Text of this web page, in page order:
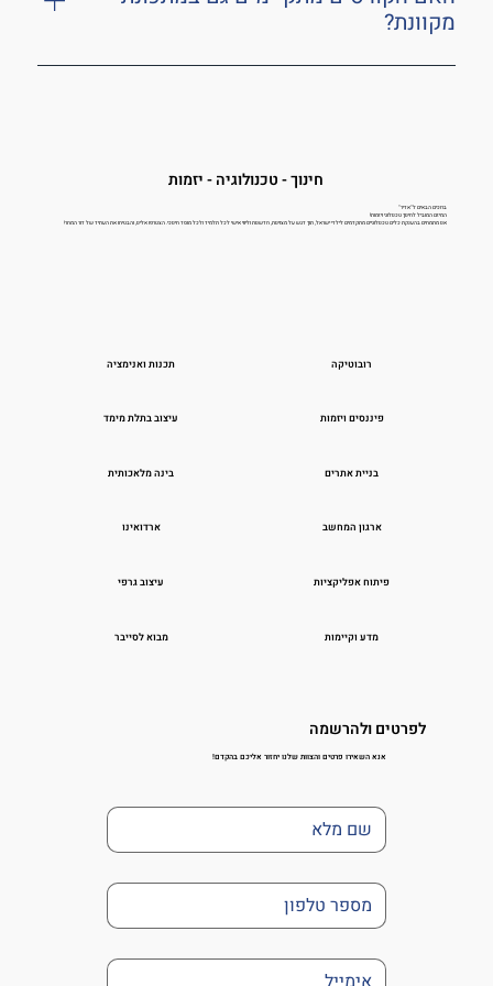
חינוך - טכנולוגיה - יזמות
ברוכים הבאים ל"אדיר"
המיזם המוביל לחינוך טכנולוגי ויזמות!
אנו מתמחים בהענקת כלים טכנולוגיים מתקדמים לילדי ישראל, תוך דגש על מצוינות, חדשנות וליווי אישי לכל תלמיד ולכל מוסד חינוכי. הצטרפו אלינו, והבטיחו את העתיד של דור המחר!
תכנות ואנימציה רובוטיקה
עיצוב בתלת מימד פיננסים ויזמות
בינה מלאכותית בניית אתרים
ארדואינו ארגון המחשב
עיצוב גרפי פיתוח אפליקציות
מבוא לסייבר מדע וקיימות
הצורך.
מקוונת?
כן, במידת הצורך אנו מציעים אפשרות לקורסים מקוונים
לפרטים ולהרשמה
אנא השאירו פרטים והצוות שלנו יחזור אליכם בהקדם!